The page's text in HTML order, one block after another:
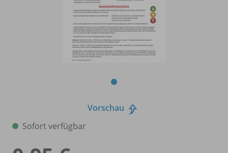
Vorschau
Sofort verfügbar